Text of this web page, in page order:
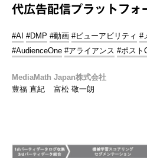
代広告配信プラットフォ
#AI #DMP #動画 #ビューアビリティ #
#AudienceOne #アライアンス #ポスト
MediaMath Japan株式会社
豊福 直紀
富松 敬一朗